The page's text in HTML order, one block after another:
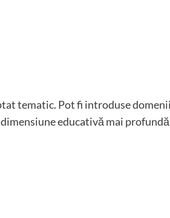
tematic. Pot fi introduse
educativă mai